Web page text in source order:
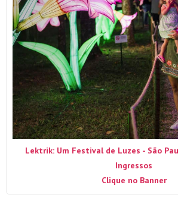
Lektrik: Um Festival de Luzes - São
Ingressos
Clique no Banner